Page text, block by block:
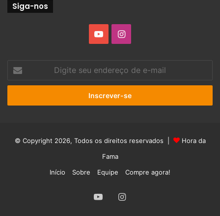
Siga-nos
YouTubeInstagram
seu
endereço
e-
© Copyright 2026, Todos os direitos reservados |
Hora da
Fama
Início
Sobre Equipe Compre agora!
YouTubeInstagram